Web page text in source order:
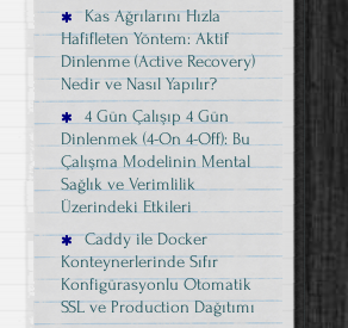
Kas Ağrılarını Hızla
Hafifleten Yöntem: Aktif
Dinlenme (Active Recovery)
Nedir ve Nasıl Yapılır?
4 Gün Çalışıp 4 Gün
Dinlenmek (4-On 4-Off): Bu
Çalışma Modelinin Mental
Sağlık ve Verimlilik
Üzerindeki Etkileri
Caddy ile Docker
Konteynerlerinde Sıfır
Konfigürasyonlu Otomatik
SSL ve Production Dağıtımı